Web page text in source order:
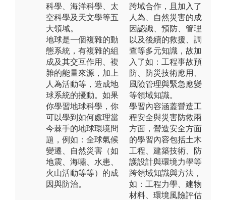
科學、海洋科學、太
空科學及天文學等五
大領域。
地球是一個複雜的動
態系統，有複雜的組
成及其交互作用、複
雜的能量來源，加上
人為活動等，造成地
球系統的擾動。如果
你學習地球科學，你
可以學到如何處理當
今棘手的地球環境問
題，例如：全球氣候
變遷、自然災害（如
地震、海嘯、水患、
火山活動等等）的成
因與防治。
跨域合作，且加入了
人為、自然災害的成
因認識、預防、管理
以及後續的救援、調
查等多元知識，故加
入了如：工程事故預
防、防災技術應用、
風險管理與緊急應變
等領域知識。
學習內容涵蓋營造工
程安全與災害防救兩
方面，營造安全方面
的學習內容包括土木
工程、建築技術、防
護設計與環境力學等
跨領域知識與方法，
如：工程力學、建物
材料、環境風險評估